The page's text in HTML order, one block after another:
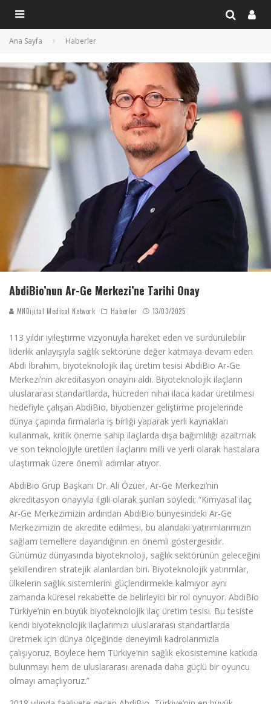
Ana Sayfa Haberler
AbdiBio’nun Ar-Ge Merkezi’ne Tarihi Onay
MNDijital Medical Network Haberler 13/03/2025
113 yıldır iyileştirme vizyonuyla hareket eden ve sürdürülebilir
liderlik anlayışıyla sağlık sektörüne değer katmaya devam eden
Abdi İbrahim, biyoteknolojik ilaç üretim tesisi AbdiBio Ar-Ge
Merkezi’nin akreditasyon onayını aldı. Biyoteknolojik ilaçların
uluslararası standartlarda, hücreden nihai ilaca kadar üretilmesi
hedefiyle çalışan AbdiBio, biyobenzer geliştirme projelerinde
dünya çapında firmalarla iş birliği yaparak yerli kaynakları
kullanmak, kritik öneme sahip ilaçlarda dışa bağımlılığı azaltmak
ve son teknolojiyle üretilen ilaçlarını milli ve yerli olarak hastalara
ulaştırmak üzere önemli adımlar atıyor.
AbdiBio Grup Başkanı Dr. Ali Özüer, Ar-Ge Merkezi’nin
akreditasyon onayıyla ilgili olarak şunları söyledi; “Kimyasal ilaç
Ar-Ge Merkezimizin ardından AbdiBio bünyesindeki Ar-Ge
Merkezimizin de akredite edilmesi, bu alandaki yatırımlarımızın
sağlam temellere dayandığının en önemli göstergesidir.
Günümüz dünyasında biyoteknoloji, sağlık sektörünün geleceğini
şekillendiren stratejik alanlardan biri. Biyoteknolojik yatırımlar,
ülkelerin sağlık sistemlerini güçlendirmekle kalmıyor aynı
zamanda küresel rekabette de belirleyici bir rol oynuyor. AbdiBio
Türkiye’nin en büyük biyoteknolojik ilaç üretim tesisi. Bu tesiste
kendi biyoteknolojik ilaçlarımızı uluslararası standartlarda
üretmek için dünya ölçeğinde deneyimli kadrolarımızla
çalışıyoruz. Böylece hem Türkiye’nin sağlık ekosistemine katkıda
bulunmayı hem de uluslararası arenada daha güçlü bir oyuncu
olmayı amaçlıyoruz.”